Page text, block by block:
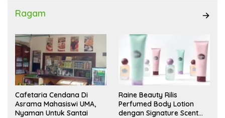
Ragam
Cafetaria Cendana Di
Asrama Mahasiswi UMA,
Nyaman Untuk Santai
Raine Beauty Rilis
Perfumed Body Lotion
dengan Signature Scent